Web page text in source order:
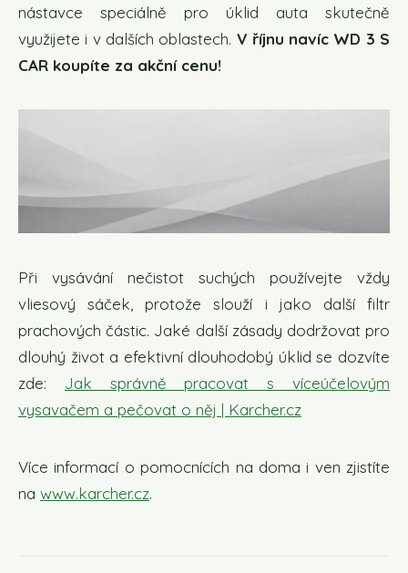
nástavce speciálně pro úklid auta skutečně
využijete i v dalších oblastech. V říjnu navíc WD 3 S
CAR koupíte za akční cenu!
Při vysávání nečistot suchých používejte vždy
vliesový sáček, protože slouží i jako další filtr
prachových částic. Jaké další zásady dodržovat pro
dlouhý život a efektivní dlouhodobý úklid se dozvíte
zde: Jak správně pracovat s víceúčelovým
vysavačem a pečovat o něj | Karcher.cz
Více informací o pomocnících na doma i ven zjistíte
na www.karcher.cz.